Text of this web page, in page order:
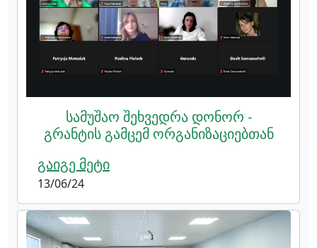
სამუშაო შეხვედრა დონორ -
გრანტის გამცემ ორგანიზაციებთან
გაიგე მეტი
13/06/24